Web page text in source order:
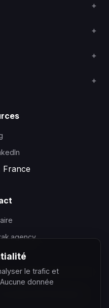
France
SEO Bordeaux
le trafic et
donnée